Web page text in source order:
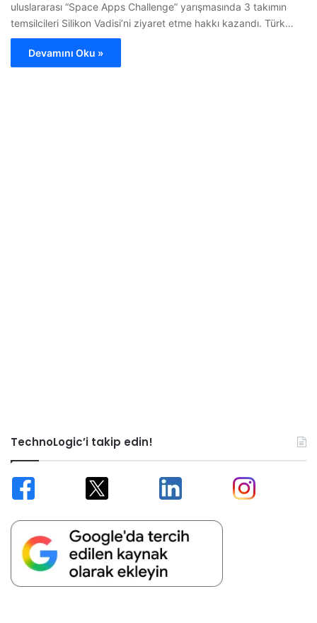
uluslararası “Space Apps Challenge” yarışmasında 3 takımın
temsilcileri Silikon Vadisi’ni ziyaret etme hakkı kazandı. Türk…
Devamını Oku »
TechnoLogic’i takip edin!